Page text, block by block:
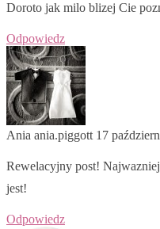
Doroto jak milo blizej Cie
Odpowiedz
Ania ania.piggott 17
Rewelacyjny post!
jest!
Odpowiedz